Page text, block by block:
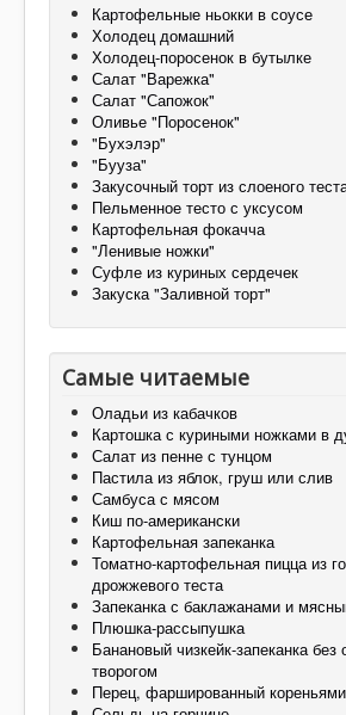
Картофельные ньокки в соусе
Холодец домашний
Холодец-поросенок в бутылке
Салат "Варежка"
Салат "Сапожок"
Оливье "Поросенок"
"Бухэлэр"
"Бууза"
Закусочный торт из слоеного
Пельменное тесто с уксусом
Картофельная фокачча
"Ленивые ножки"
Суфле из куриных сердечек
Закуска "Заливной торт"
Самые читаемые
Оладьи из кабачков
Картошка с куриными ножками в
Салат из пенне с тунцом
Пастила из яблок, груш или слив
Самбуса с мясом
Киш по-американски
Картофельная запеканка
Томатно-картофельная пицца из
дрожжевого теста
Запеканка с баклажанами и
Плюшка-рассыпушка
Банановый чизкейк-запеканка без
творогом
Перец, фаршированный кореньями